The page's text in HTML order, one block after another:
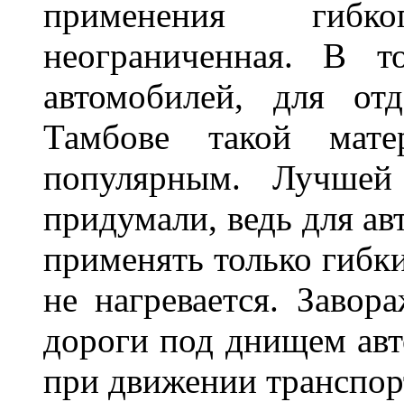
применения
неограниченная.
автомобилей, для
Тамбове такой
популярным.
придумали, ведь для
применять только
не нагревается.
дороги под днищем
при движении